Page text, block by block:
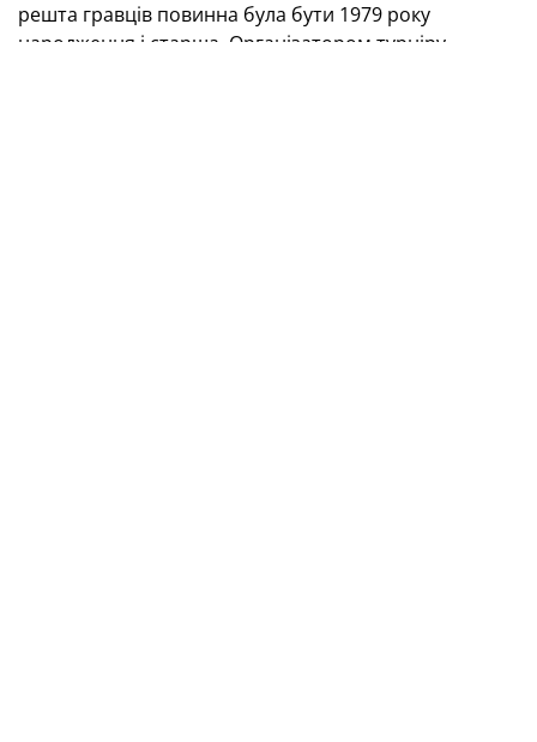
решта гравців повинна була бути 1979 року
народження і старша. Організатором турніру